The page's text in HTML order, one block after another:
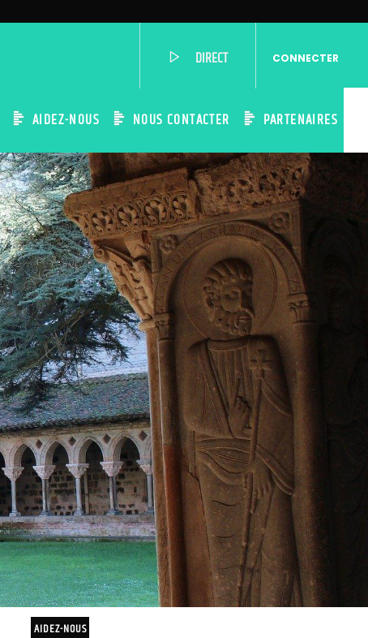
DIRECT CONNECTER
AIDEZ-NOUS NOUS CONTACTER PARTENAIRES
AIDEZ-NOUS